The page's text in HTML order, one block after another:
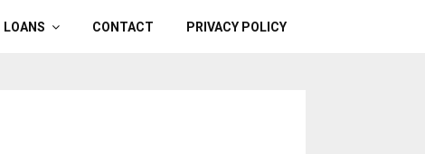
LOANS CONTACT PRIVACY POLICY